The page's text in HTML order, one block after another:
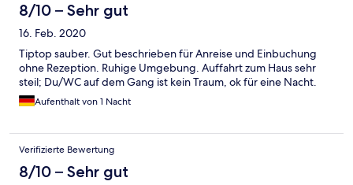
8/10 – Sehr gut
16. Feb. 2020
Tiptop sauber. Gut beschrieben für Anreise und Einbuchung
ohne Rezeption. Ruhige Umgebung. Auffahrt zum Haus sehr
steil; Du/WC auf dem Gang ist kein Traum, ok für eine Nacht.
Aufenthalt von 1 Nacht
Verifizierte Bewertung
8/10 – Sehr gut